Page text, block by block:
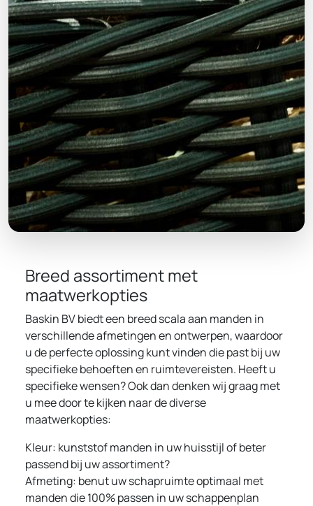
Breed assortiment met
maatwerkopties
Baskin BV biedt een breed scala aan manden in
verschillende afmetingen en ontwerpen, waardoor
u de perfecte oplossing kunt vinden die past bij uw
specifieke behoeften en ruimtevereisten. Heeft u
specifieke wensen? Ook dan denken wij graag met
u mee door te kijken naar de diverse
maatwerkopties:
Kleur: kunststof manden in uw huisstijl of beter
passend bij uw assortiment?
Afmeting: benut uw schapruimte optimaal met
manden die 100% passen in uw schappenplan